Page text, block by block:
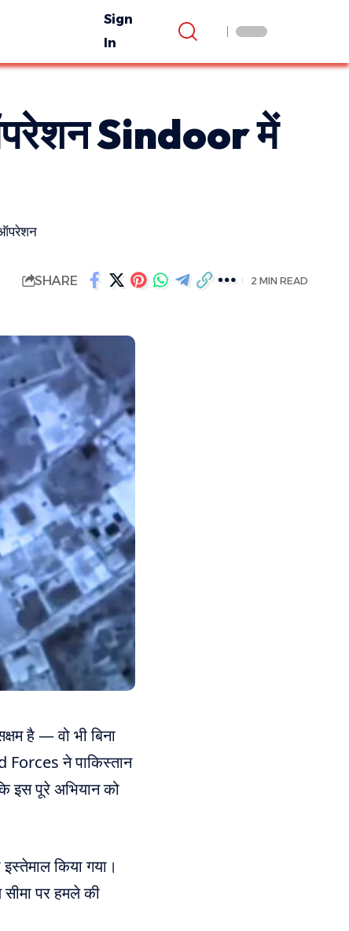
Sign
In
ऑपरेशन Sindoor में
SHARE 2 MIN READ
है — वो भी बिना
ने पाकिस्तान
इस पूरे अभियान को
किया गया।
सीमा पर हमले की